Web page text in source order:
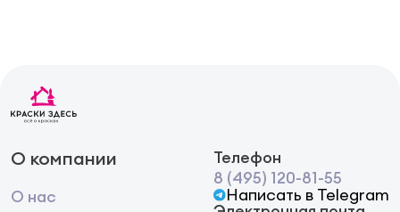
Поверхность обрабатывать небольшими
участками (1-2 м2), оставляя неровные края,
начинать до подсыхания предыдущего
О компании
О нас
Телефон
8 (495) 120-81-55
Написать в Telegram